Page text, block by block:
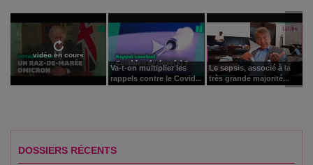
vidéo en cours
Va-t-on multiplier les
rappels contre le Covid...
Le sepsis, associé à la
très grande majorité...
DOSSIERS RÉCENTS